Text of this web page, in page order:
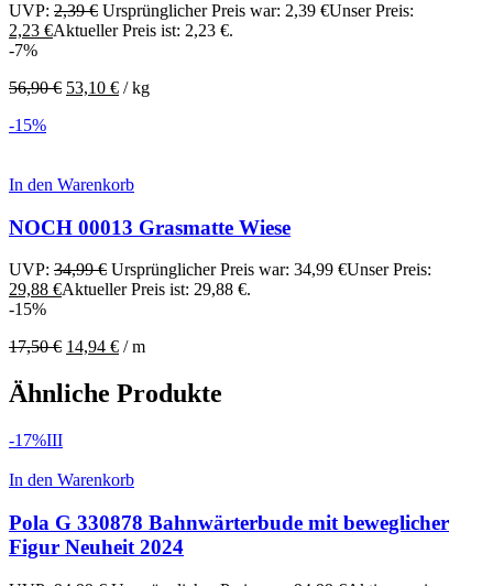
UVP: 2,39€ Ursprünglicher Preis war: 2,39 €Unser Preis:
2,23 €Aktueller Preis ist: 2,23 €.
-7%
56,90€ 53,10 € /kg
-15%
In den Warenkorb
NOCH 00013 Grasmatte Wiese
UVP: 34,99€ Ursprünglicher Preis war: 34,99 €Unser Preis:
29,88 €Aktueller Preis ist: 29,88 €.
-15%
17,50€ 14,94 € /m
Ähnliche Produkte
-17%III
In den Warenkorb
Pola G 330878 Bahnwärterbude mit beweglicher
Figur Neuheit 2024